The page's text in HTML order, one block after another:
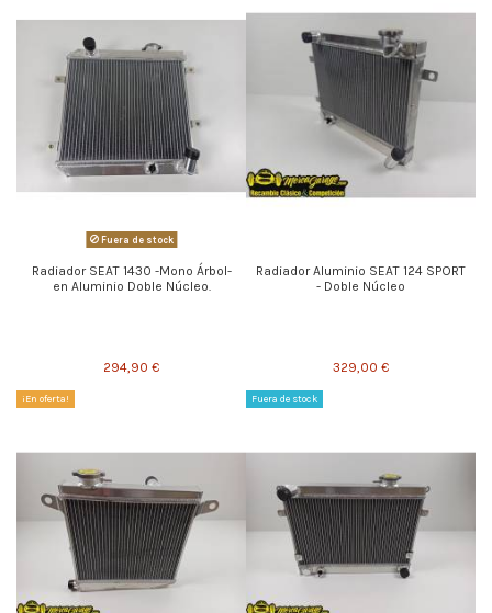
Fuera de stock
Radiador SEAT 1430 -Mono Árbol-
en Aluminio Doble Núcleo.
294,90 €
Radiador Aluminio SEAT 124 SPORT
- Doble Núcleo
329,00 €
¡En oferta! Fuera de stock